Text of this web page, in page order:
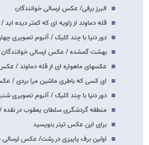
البرز برفی/ عکس ارسالی خوانندگان
قله دماوند از زاویه ای که کمتر دیده
دور دنیا با چند کلیک / آلبوم تصویری
بهشت گمشده / عکس ارسالی خوانندگان
عکسهای ماهواره ای از قله دماوند /
ای کسی که باطری ماشین مرا بردی /
دور دنیا با چند کلیک / آلبوم تصویری شنبه 5 آذر
منطقه گردشگری سلطان یعقوب در نقده
برای این عکس تیتر بنویسید
اولین برف پاییزی در رشت/ عکس ارسالی